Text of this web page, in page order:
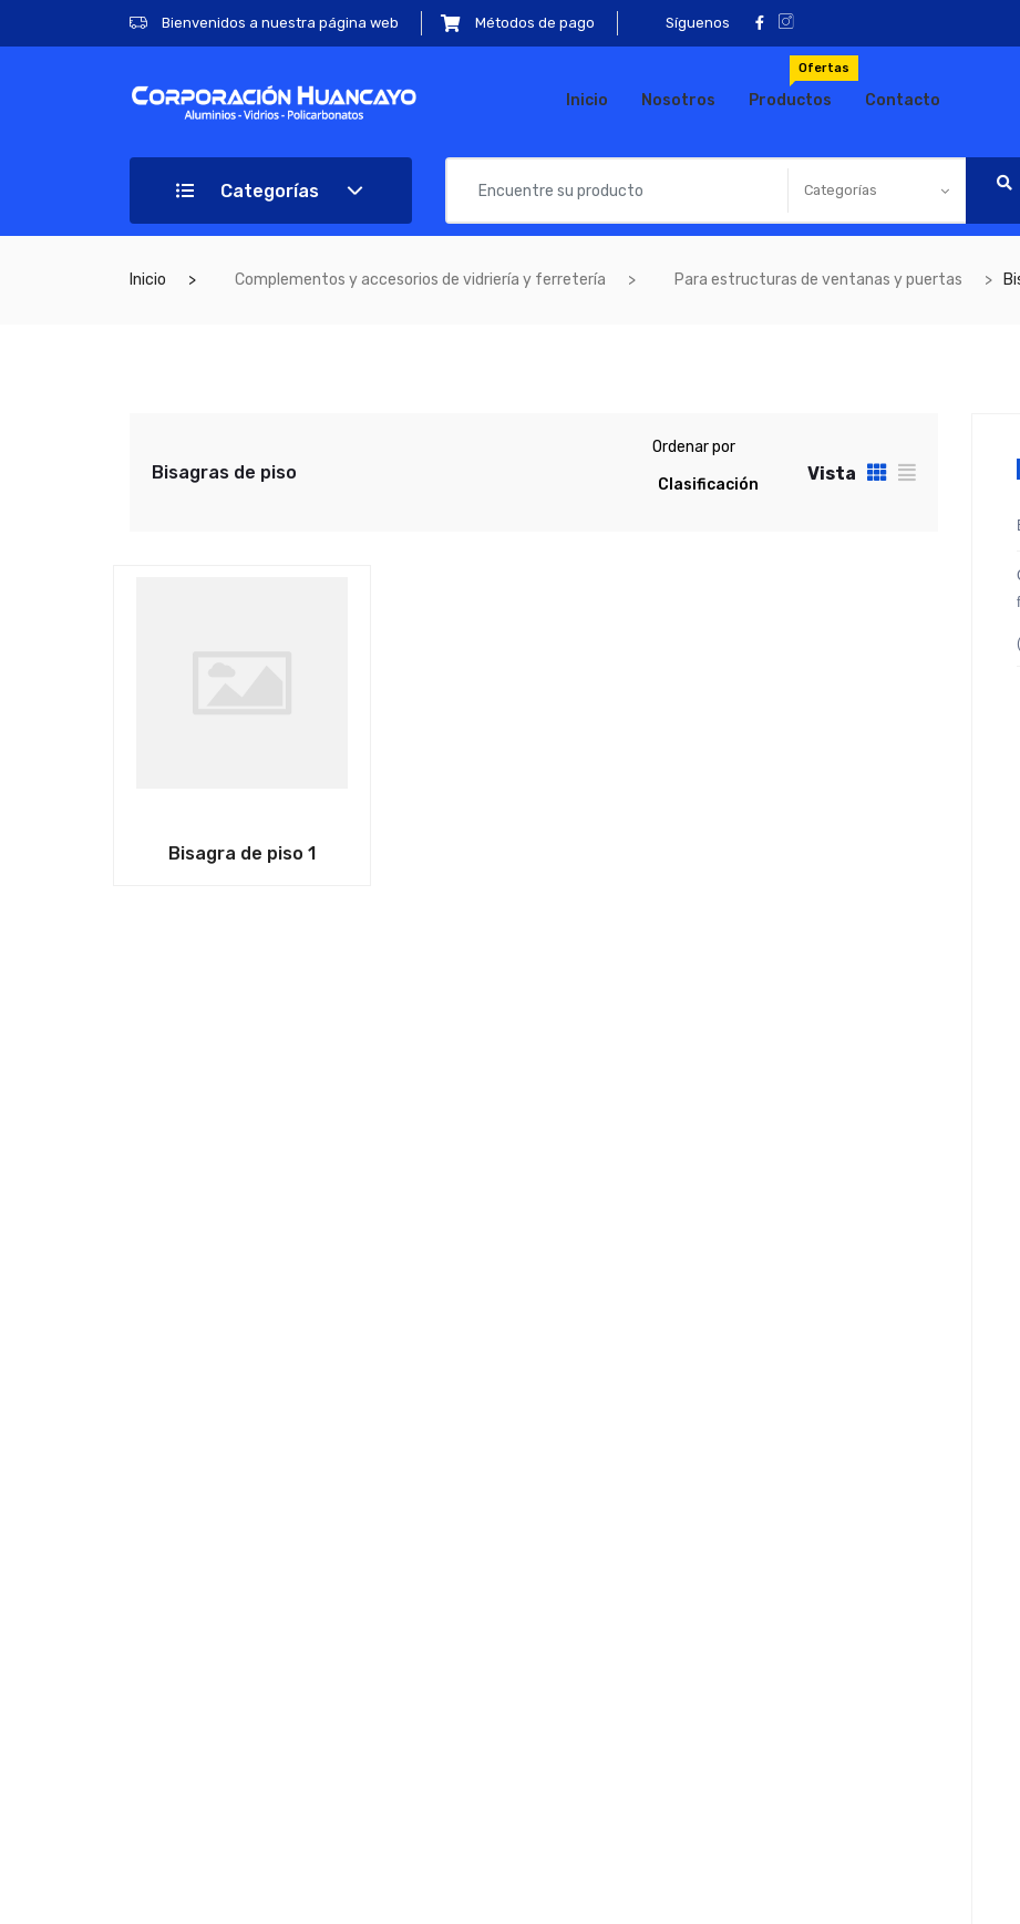
Bienvenidos a nuestra página web Métodos de pago Síguenos
Inicio Nosotros Productos
Ofertas
Contacto
Categorías Categorías
Inicio Complementos y accesorios de vidriería y ferretería Para estructuras de ventanas y puertas
Bisagras de piso
Ordenar por
Vista
Bisagra de piso 1